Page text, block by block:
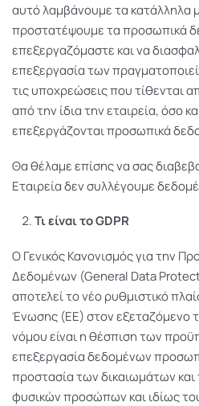
αυτό λαμβάνουμε τα κατάλληλα
προστατέψουμε τα προσωπικά
επεξεργαζόμαστε και να
επεξεργασία των
τις υποχρεώσεις που τίθενται
από την ίδια την εταιρεία, όσο
επεξεργάζονται προσωπικά
Θα θέλαμε επίσης να σας
Εταιρεία δεν συλλέγουμε
Τι είναι το GDPR
Ο Γενικός Κανονισμός για την
Δεδομένων (General Data
αποτελεί το νέο ρυθμιστικό
Ένωσης (ΕΕ) στον εξεταζόμενο
νόμου είναι η θέσπιση των
επεξεργασία δεδομένων
προστασία των δικαιωμάτων
φυσικών προσώπων και ιδίως